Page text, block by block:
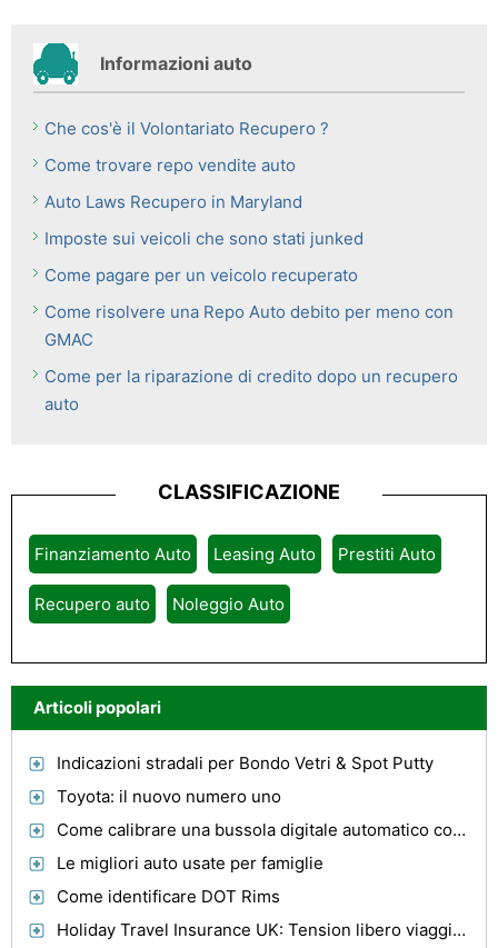
Informazioni auto
Che cos'è il Volontariato Recupero ?
Come trovare repo vendite auto
Auto Laws Recupero in Maryland
Imposte sui veicoli che sono stati junked
Come pagare per un veicolo recuperato
Come risolvere una Repo Auto debito per meno con
GMAC
Come per la riparazione di credito dopo un recupero
auto
CLASSIFICAZIONE
Finanziamento Auto Leasing Auto Prestiti Auto
Recupero auto Noleggio Auto
Articoli popolari
Indicazioni stradali per Bondo Vetri & Spot Putty
Toyota: il nuovo numero uno
Come calibrare una bussola digitale automatico con temperatura
Le migliori auto usate per famiglie
Come identificare DOT Rims
Holiday Travel Insurance UK: Tension libero viaggiare con Viaggi vacanze Assicurazione Uk